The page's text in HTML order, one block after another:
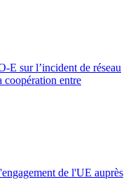
E sur l’incident de réseau
coopération entre
de l'UE auprès